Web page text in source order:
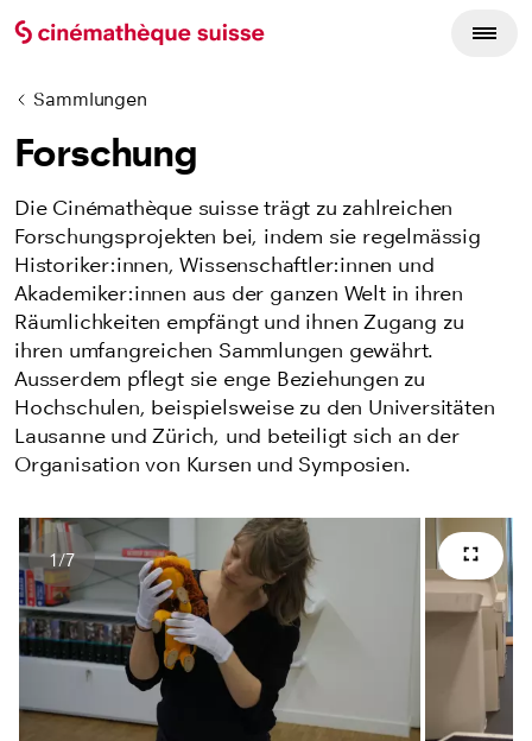
Sammlungen
Forschung
Die Cinémathèque suisse trägt zu zahlreichen
Forschungsprojekten bei, indem sie regelmässig
Historiker:innen, Wissenschaftler:innen und
Akademiker:innen aus der ganzen Welt in ihren
Räumlichkeiten empfängt und ihnen Zugang zu
ihren umfangreichen Sammlungen gewährt.
Ausserdem pflegt sie enge Beziehungen zu
Hochschulen, beispielsweise zu den Universitäten
Lausanne und Zürich, und beteiligt sich an der
Organisation von Kursen und Symposien.
Anzahl Bilder
1/7